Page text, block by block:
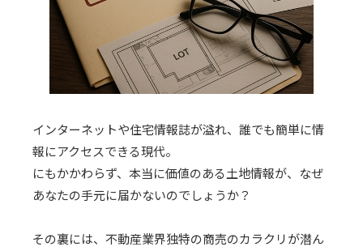
インターネットや住宅情報誌が溢れ、誰でも簡単に情
報にアクセスできる現代。
にもかかわらず、本当に価値のある土地情報が、なぜ
あなたの手元に届かないのでしょうか？
その裏には、不動産業界独特の商売のカラクリが潜ん